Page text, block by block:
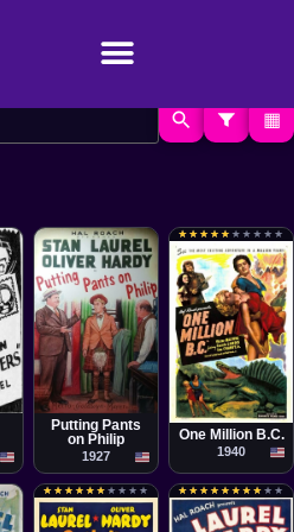
▦
Cortometraje
Clyde Bruckman
Putting Pants
on Philip
1927
★
★ ★
★ ★
★ ★
★ ★
★ ★
★ ★
★ ★
★ ★
★ ★
★
Película
Hal Roach, Hal
Roach, Jr.
One Million B.C.
1940
★
★ ★
★ ★
★ ★
★ ★
★ ★
★ ★
★ ★
★ ★
★ ★
★ ★
★ ★
★ ★
★ ★
★ ★
★ ★
★ ★
★ ★
★ ★
★ ★
★